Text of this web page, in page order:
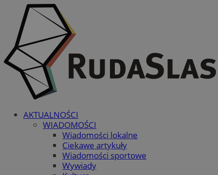
AKTUALNOŚCI
WIADOMOŚCI
Wiadomości lokalne
Ciekawe artykuły
Wiadomości sportowe
Wywiady